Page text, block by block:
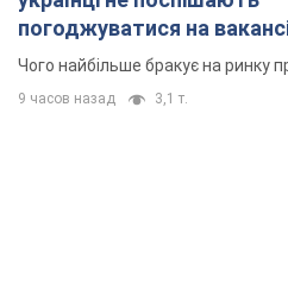
погоджуватися на
Чого найбільше бракує на ринку
9 часов назад 3,1 т.